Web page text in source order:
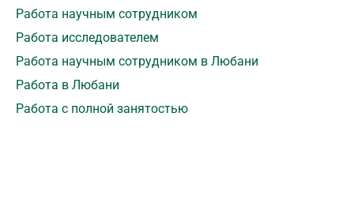
Работа научным сотрудником
Работа исследователем
Работа научным сотрудником в Любани
Работа в Любани
Работа с полной занятостью